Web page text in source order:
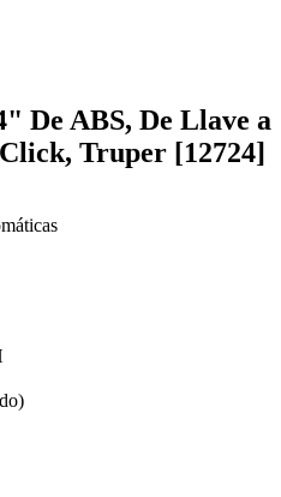
De ABS, De Llave a
Truper [12724]